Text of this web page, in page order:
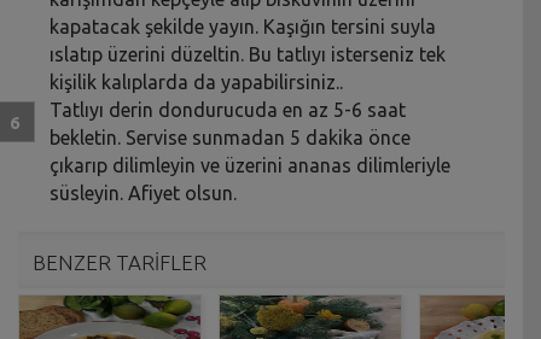
kapatacak şekilde yayın. Kaşığın tersini suyla
ıslatıp üzerini düzeltin. Bu tatlıyı isterseniz tek
kişilik kalıplarda da yapabilirsiniz..
Tatlıyı derin dondurucuda en az 5-6 saat
bekletin. Servise sunmadan 5 dakika önce
çıkarıp dilimleyin ve üzerini ananas dilimleriyle
süsleyin. Afiyet olsun.
BENZER TARİFLER